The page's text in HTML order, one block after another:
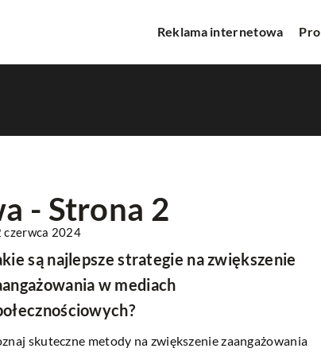
Reklama internetowa
- Strona 2
czerwca 2024
są najlepsze strategie na zwiększenie
w mediach
skuteczne metody na zwiększenie zaangażowania